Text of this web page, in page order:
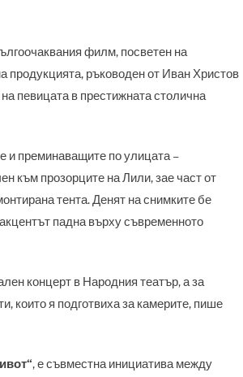
филм, посветен на
продукцията, ръководен от Иван Христов
певицата в престижната столична
и преминаващите по улицата –
към прозорците на Лили, зае част от
тента. Денят на снимките бе
падна върху съвременното
концерт в Народния театър, а за
които я подготвиха за камерите, пише
, е съвместна инициатива между